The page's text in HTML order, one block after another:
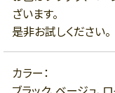
ざいます。
是非お試しください。
カラー：